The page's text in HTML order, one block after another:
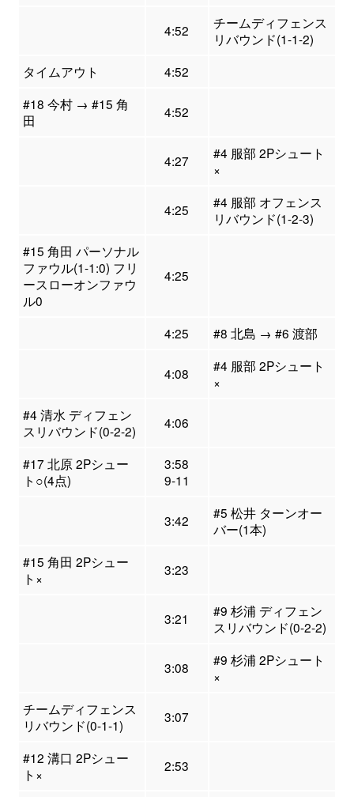
4:52
チームディフェンス
リバウンド(1-1-2)
タイムアウト
4:52
#18 今村 → #15 角
田
4:52
4:27
#4 服部 2Pシュート
×
4:25
#4 服部 オフェンス
リバウンド(1-2-3)
#15 角田 パーソナル
ファウル(1-1:0) フリ
ースローオンファウ
ル0
4:25
4:25 #8 北島 → #6 渡部
4:08
#4 服部 2Pシュート
×
#4 清水 ディフェン
スリバウンド(0-2-2)
4:06
#17 北原 2Pシュー
ト○(4点)
3:58
9-11
3:42
#5 松井 ターンオー
バー(1本)
#15 角田 2Pシュー
ト×
3:23
3:21
#9 杉浦 ディフェン
スリバウンド(0-2-2)
3:08
#9 杉浦 2Pシュート
×
チームディフェンス
リバウンド(0-1-1)
3:07
#12 溝口 2Pシュー
ト×
2:53